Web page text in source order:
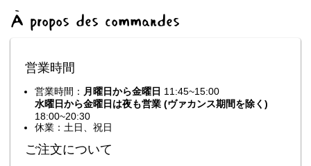
À propos des commandes
営業時間
営業時間： 月曜日から金曜日 11:45~15:00
水曜日から金曜日は夜も営業 (ヴァカンス期間を除く)
18:00~20:30
休業：土日、祝日
ご注文について